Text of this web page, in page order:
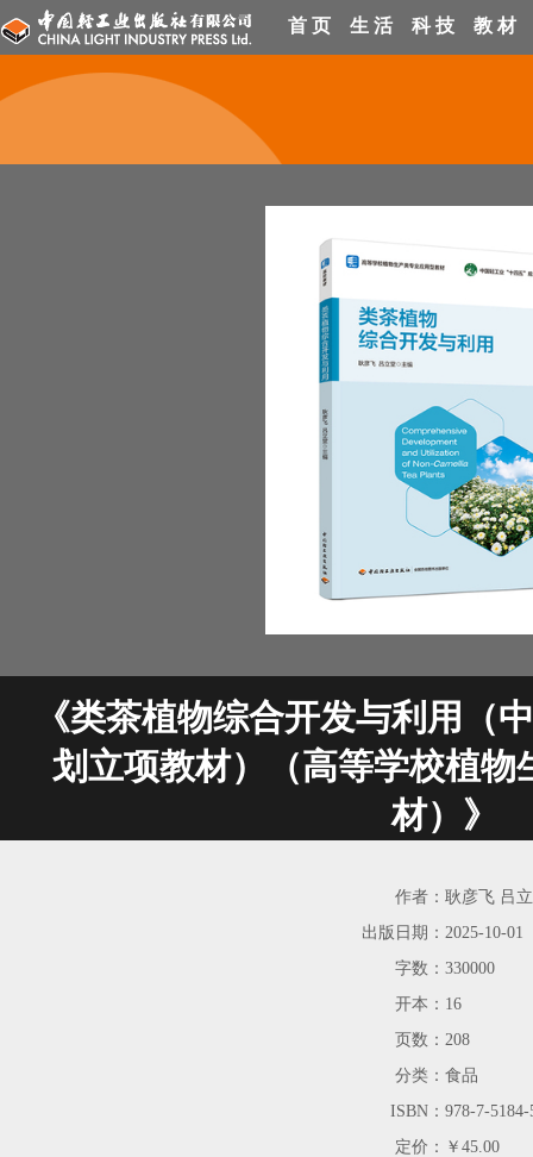
首 页 生 活 科 技 教 材
《类茶植物综合开发与利用（
划立项教材）（高等学校植物
材）》
作者： 耿彦飞 吕
出版日期： 2025-10-01
字数： 330000
开本： 16
页数： 208
分类： 食品
ISBN： 978-7-5184-
定价： ￥45.00